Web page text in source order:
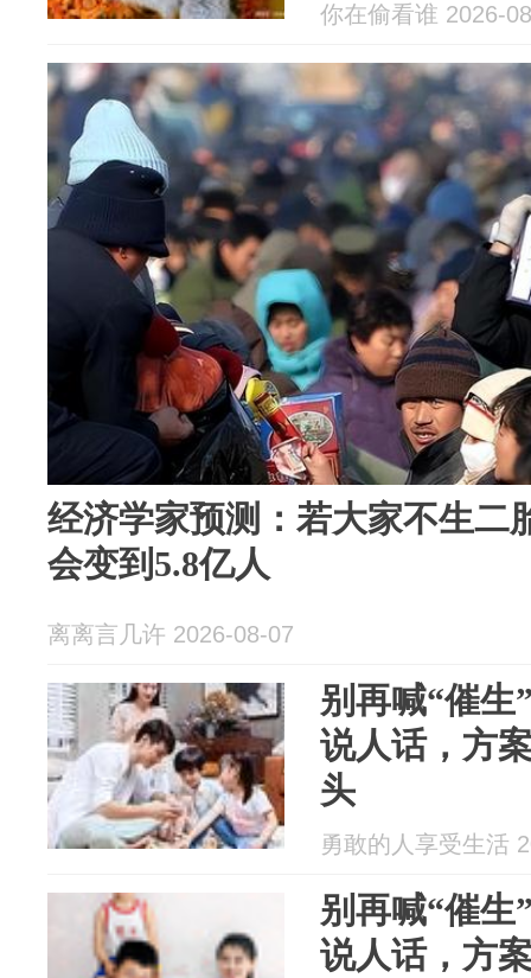
你在偷看谁 2026-
经济学家预测：若大家不生二
会变到5.8亿人
离离言几许 2026-08-07
别再喊“催生
说人话，方
头
勇敢的人享受生活
别再喊“催生
说人话，方